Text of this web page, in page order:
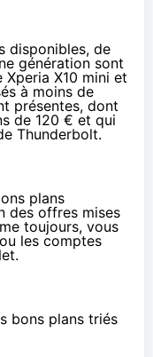
disponibles, de
génération sont
Xperia X10 mini et
à moins de
présentes, dont
de 120 € et qui
Thunderbolt.
plans
des offres mises
toujours, vous
les comptes
bons plans triés